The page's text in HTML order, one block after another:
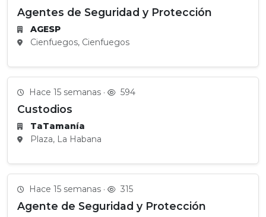
Agentes de Seguridad y Protección
AGESP
Cienfuegos, Cienfuegos
Hace 15 semanas · 594
Custodios
TaTamanía
Plaza, La Habana
Hace 15 semanas · 315
Agente de Seguridad y Protección